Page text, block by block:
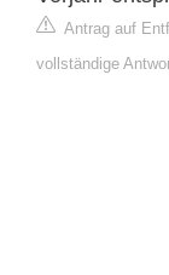
Antrag auf
vollständige